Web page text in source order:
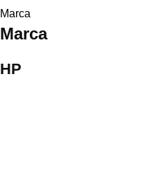
Marca
Marca
HP